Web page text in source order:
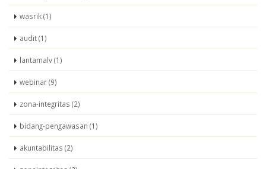
wasrik (1)
audit (1)
lantamalv (1)
webinar (9)
zona-integritas (2)
bidang-pengawasan (1)
akuntabilitas (2)